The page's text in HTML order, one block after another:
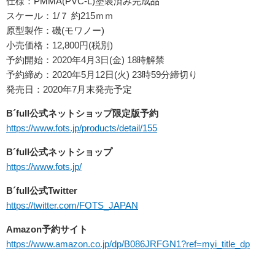
スケール：1/７ 約215ｍｍ
原型製作：磯(モワノー)
小売価格：12,800円(税別)
予約開始：2020年4月3日(金) 18時解禁
予約締め：2020年5月12日(火) 23時59分締切り
発売日：2020年7月末発売予定
B´full公式ネットショップ限定版予約
https://www.fots.jp/products/detail/155
B´full公式ネットショップ
https://www.fots.jp/
B´full公式Twitter
https://twitter.com/FOTS_JAPAN
Amazon予約サイト
https://www.amazon.co.jp/dp/B086JRFGN1?ref=myi_title_dp